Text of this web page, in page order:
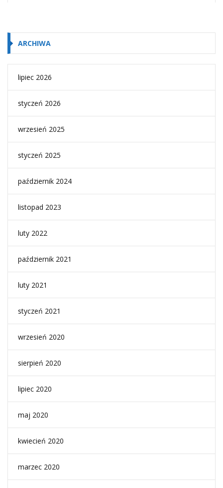
ARCHIWA
lipiec 2026
styczeń 2026
wrzesień 2025
styczeń 2025
październik 2024
listopad 2023
luty 2022
październik 2021
luty 2021
styczeń 2021
wrzesień 2020
sierpień 2020
lipiec 2020
maj 2020
kwiecień 2020
marzec 2020